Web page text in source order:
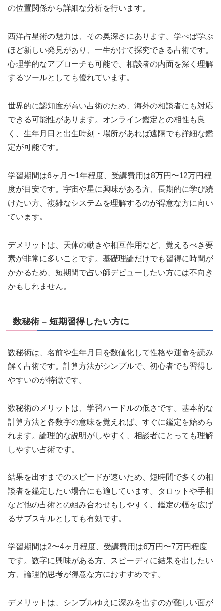
の位置関係から詳細な分析を行います。
西洋占星術の魅力は、その奥深さにあります。学べば学ぶ
ほど新しい発見があり、一生かけて探究できる占術です。
心理学的なアプローチも可能で、相談者の内面を深く理解
するツールとしても優れています。
世界的に認知度が高い占術のため、海外の相談者にも対応
できる可能性があります。オンライン鑑定との相性も良
く、生年月日と出生時刻・場所があれば遠隔でも詳細な鑑
定が可能です。
学習期間は6ヶ月〜1年程度、受講費用は8万円〜12万円程
度が目安です。宇宙や星に興味がある方、長期的に学び続
けたい方、複雑なシステムを理解するのが得意な方に向い
ています。
デメリットは、天体の動きや相互作用など、覚えるべき要
素が非常に多いことです。基礎理論だけでも習得に時間が
かかるため、短期間で占い師デビューしたい方には不向き
かもしれません。
数秘術 – 短期習得したい方に
数秘術は、名前や生年月日を数値化して性格や運命を読み
解く占術です。計算方法がシンプルで、初心者でも習得し
やすいのが特徴です。
数秘術のメリットは、学習ハードルの低さです。基本的な
計算方法と各数字の意味を覚えれば、すぐに鑑定を始めら
れます。論理的な説明がしやすく、相談者にとっても理解
しやすい占術です。
結果を出すまでのスピードが速いため、短時間で多くの相
談者を鑑定したい場合にも適しています。タロットや手相
など他の占術との組み合わせもしやすく、鑑定の幅を広げ
るサブスキルとしても有効です。
学習期間は2〜4ヶ月程度、受講費用は6万円〜7万円程度
です。数字に興味がある方、スピーディに結果を出したい
方、論理的思考が得意な方におすすめです。
デメリットは、シンプルゆえに深みを出すのが難しい面が